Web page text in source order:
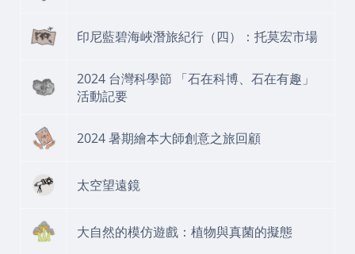
印尼藍碧海峽潛旅紀行（四）：托莫宏市場
2024 台灣科學節 「石在科博、石在有趣」
活動記要
2024 暑期繪本大師創意之旅回顧
太空望遠鏡
大自然的模仿遊戲：植物與真菌的擬態